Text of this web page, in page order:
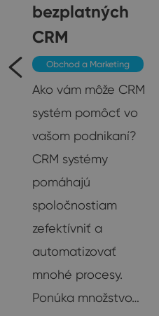
bezplatných
CRM
Obchod a Marketing
Ako vám môže CRM
systém pomôcť vo
vašom podnikaní?
CRM systémy
pomáhajú
spoločnostiam
zefektívniť a
automatizovať
mnohé procesy.
Ponúka množstvo…